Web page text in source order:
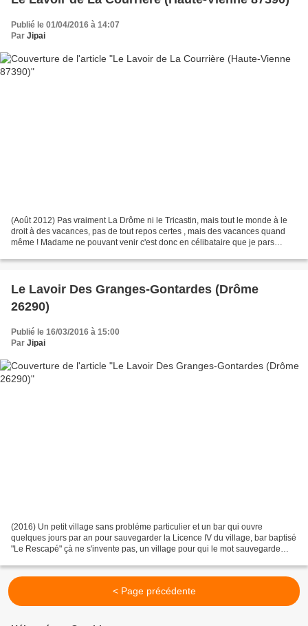
Publié le 01/04/2016 à 14:07
Par Jipai
(Août 2012) Pas vraiment La Drôme ni le Tricastin, mais tout le monde à le
droit à des vacances, pas de tout repos certes , mais des vacances quand
même ! Madame ne pouvant venir c'est donc en célibataire que je pars
Le Lavoir Des Granges-Gontardes (Drôme
26290)
Publié le 16/03/2016 à 15:00
Par Jipai
(2016) Un petit village sans probléme particulier et un bar qui ouvre
quelques jours par an pour sauvegarder la Licence IV du village, bar baptisé
"Le Rescapé" çà ne s'invente pas, un village pour qui le mot sauvegarde
< Page précédente